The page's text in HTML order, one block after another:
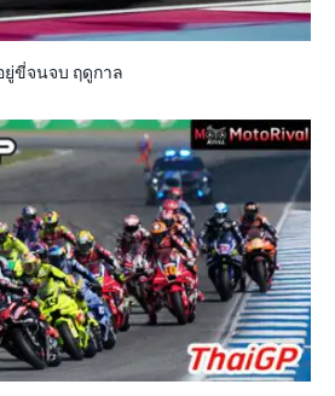
ยู่ขี่จนจบ ฤดูกาล